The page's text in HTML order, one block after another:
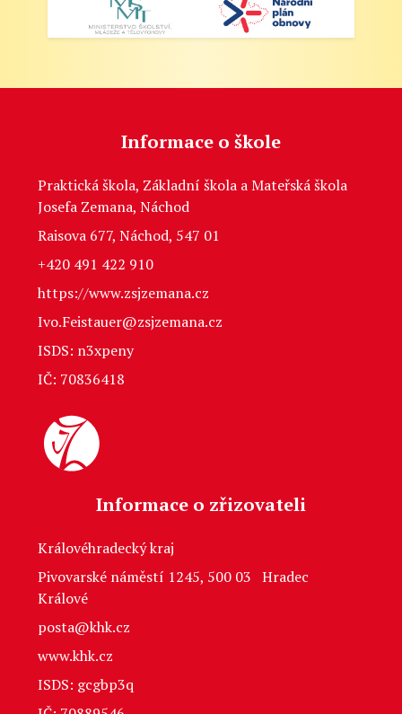
Informace o škole
Praktická škola, Základní škola a Mateřská škola
Josefa Zemana, Náchod
Raisova 677, Náchod, 547 01
+420 491 422 910
https://www.zsjzemana.cz
Ivo.Feistauer@zsjzemana.cz
ISDS: n3xpeny
IČ: 70836418
Informace o zřizovateli
Královéhradecký kraj
Pivovarské náměstí 1245, 500 03 Hradec
Králové
posta@khk.cz
www.khk.cz
ISDS: gcgbp3q